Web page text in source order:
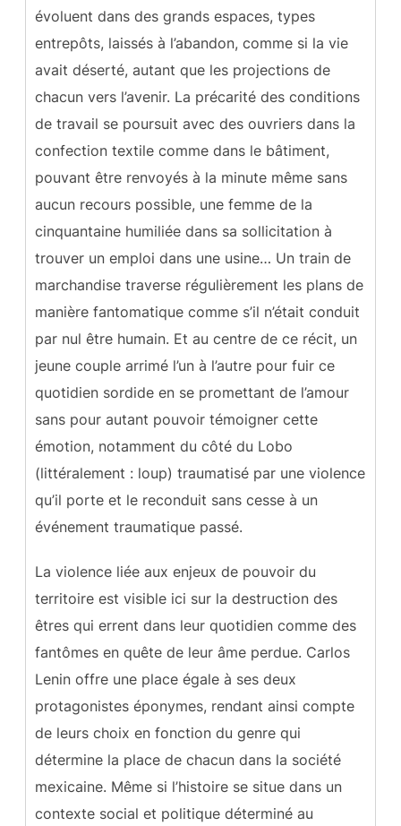
évoluent dans des grands espaces, types
entrepôts, laissés à l’abandon, comme si la vie
avait déserté, autant que les projections de
chacun vers l’avenir. La précarité des conditions
de travail se poursuit avec des ouvriers dans la
confection textile comme dans le bâtiment,
pouvant être renvoyés à la minute même sans
aucun recours possible, une femme de la
cinquantaine humiliée dans sa sollicitation à
trouver un emploi dans une usine… Un train de
marchandise traverse régulièrement les plans de
manière fantomatique comme s’il n’était conduit
par nul être humain. Et au centre de ce récit, un
jeune couple arrimé l’un à l’autre pour fuir ce
quotidien sordide en se promettant de l’amour
sans pour autant pouvoir témoigner cette
émotion, notamment du côté du Lobo
(littéralement : loup) traumatisé par une violence
qu’il porte et le reconduit sans cesse à un
événement traumatique passé.
La violence liée aux enjeux de pouvoir du
territoire est visible ici sur la destruction des
êtres qui errent dans leur quotidien comme des
fantômes en quête de leur âme perdue. Carlos
Lenin offre une place égale à ses deux
protagonistes éponymes, rendant ainsi compte
de leurs choix en fonction du genre qui
détermine la place de chacun dans la société
mexicaine. Même si l’histoire se situe dans un
contexte social et politique déterminé au